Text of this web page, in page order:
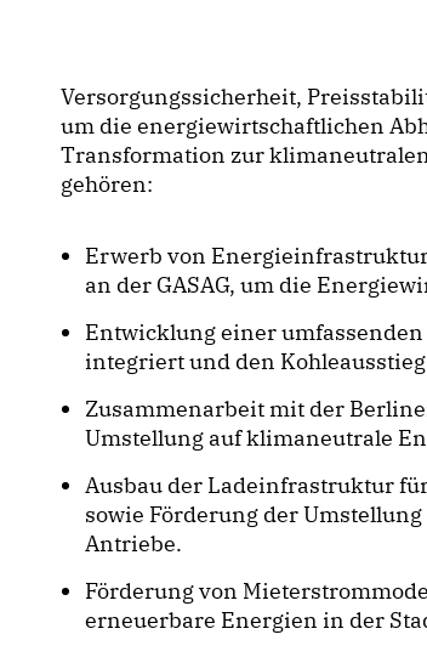
Versorgungssicherheit,
um die energiewirtschaftlichen
Transformation zur
gehören:
Erwerb von
an der GASAG, um die
Entwicklung einer
integriert und den
Zusammenarbeit mit der
Umstellung auf klimaneutrale
Ausbau der Ladeinfrastruktur
sowie Förderung der
Antriebe.
Förderung von
erneuerbare Energien in der